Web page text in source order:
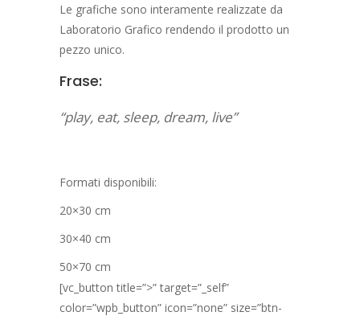
Le grafiche sono interamente realizzate da
Laboratorio Grafico rendendo il prodotto un
pezzo unico.
Frase:
“play, eat, sleep, dream, live”
Formati disponibili:
20×30 cm
30×40 cm
50×70 cm
[vc_button title=”>” target=”_self”
color=”wpb_button” icon=”none” size=”btn-